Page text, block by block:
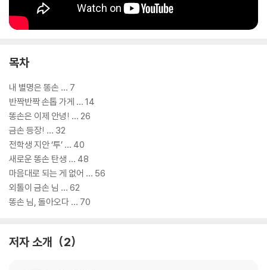
목차
내 별명은 똥손 … 7
반짝반짝 손톱 가게 … 14
똥손은 이제 안녕! … 26
금손 등장! … 32
전학생 지안 ‘투’ … 40
새로운 똥손 탄생 … 48
마음대로 되는 게 없어 … 56
외톨이 금손 님 … 62
똥손 님, 돌아오다 … 70
저자 소개 2